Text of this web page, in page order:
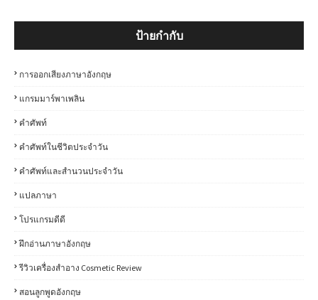
ป้ายกำกับ
การออกเสียงภาษาอังกฤษ
แกรมมาร์พาเพลิน
คำศัพท์
คำศัพท์ในชีวิตประจำวัน
คำศัพท์และสำนวนประจำวัน
แปลภาษา
โปรแกรมดีดี
ฝึกอ่านภาษาอังกฤษ
รีวิวเครื่องสำอาง Cosmetic Review
สอนลูกพูดอังกฤษ